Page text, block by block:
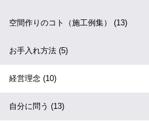
空間作りのコト（施工例集） (13)
お手入れ方法 (5)
経営理念 (10)
自分に問う (13)